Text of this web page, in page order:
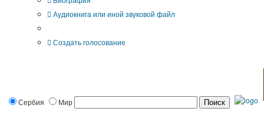
Аудиокнига или иной звуковой файл
Создать голосование
Сербия Мир